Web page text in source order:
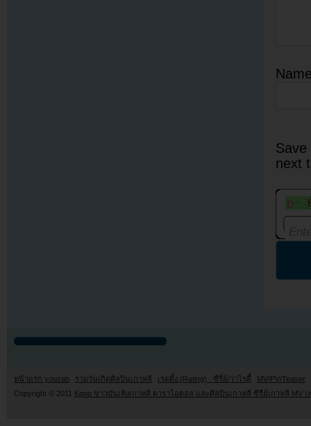
next
หน้าแรก youzab รวมวันเกิดศิลปินเกาหลี เรตติ้ง (Rating) : ซีรี่ย์/วาไรตี้
MV/PV/Teaser
Copyright © 2011 Kpop ข่าวบันเทิงเกาหลี ดาราไอดอล และศิลปินเกาหลี ซีรี่ย์เกาหลี MV